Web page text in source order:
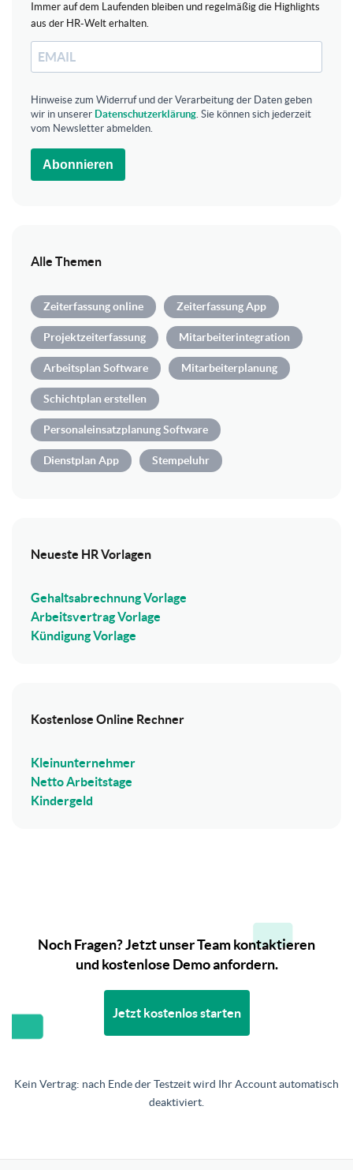
Immer auf dem Laufenden bleiben und regelmäßig die Highlights
aus der HR-Welt erhalten.
Hinweise zum Widerruf und der Verarbeitung der Daten geben
wir in unserer Datenschutzerklärung . Sie können sich jederzeit
vom Newsletter abmelden.
Abonnieren
Alle Themen
Zeiterfassung online Zeiterfassung App
Projektzeiterfassung Mitarbeiterintegration
Arbeitsplan Software Mitarbeiterplanung
Schichtplan erstellen
Personaleinsatzplanung Software
Dienstplan App Stempeluhr
Neueste HR Vorlagen
Gehaltsabrechnung Vorlage
Arbeitsvertrag Vorlage
Kündigung Vorlage
Kostenlose Online Rechner
Kleinunternehmer
Netto Arbeitstage
Kindergeld
Noch Fragen? Jetzt unser Team kontaktieren
und kostenlose Demo anfordern.
Jetzt kostenlos starten
Kein Vertrag: nach Ende der Testzeit wird Ihr Account automatisch
deaktiviert.